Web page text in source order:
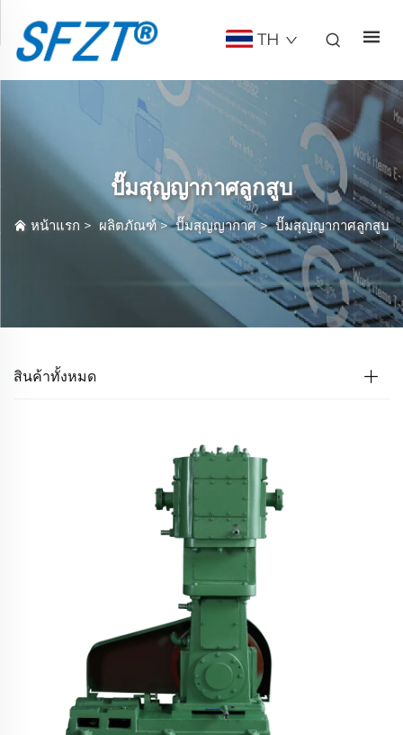
TH
ปั๊มสุญญากาศลูกสูบ
หน้าแรก >ผลิตภัณฑ์>ปั๊มสุญญากาศ>ปั๊มสุญญากาศลูกสูบ
สินค้าทั้งหมด